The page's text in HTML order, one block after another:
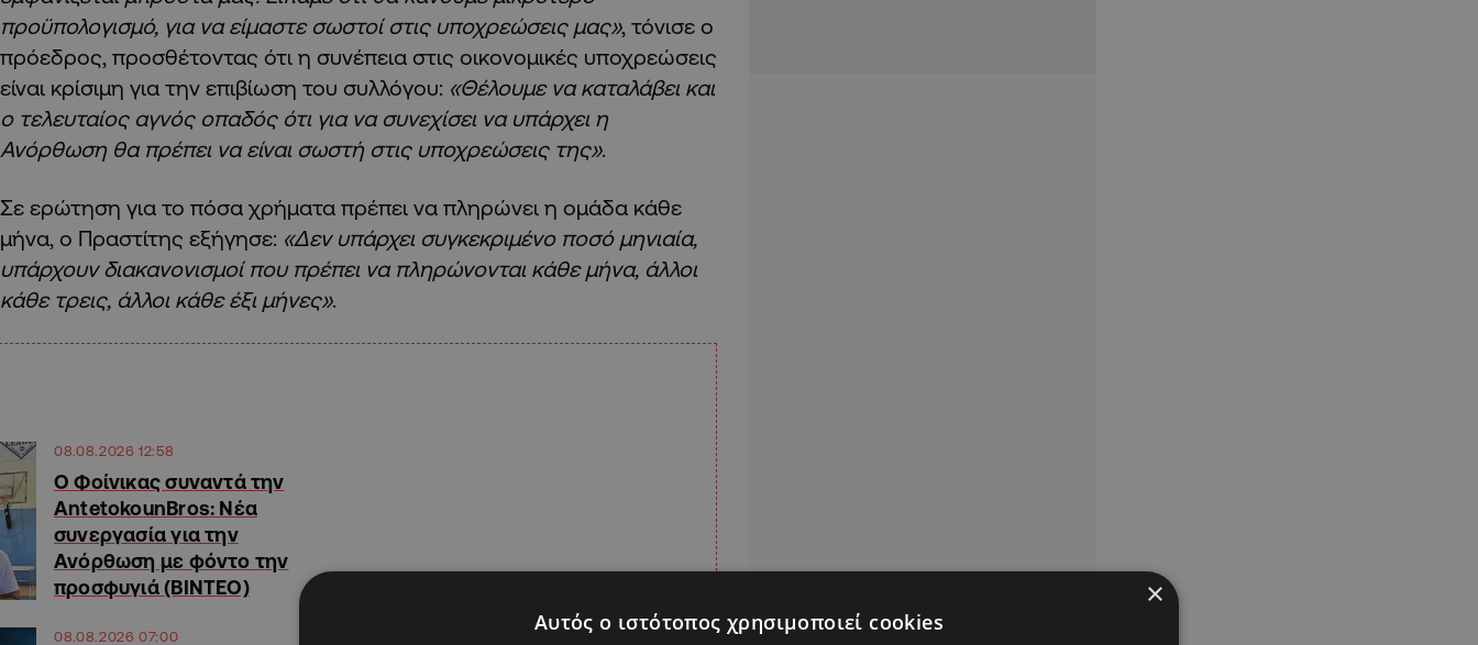
προϋπολογισμό, για να είμαστε σωστοί στις υποχρεώσεις μας», τόνισε ο
πρόεδρος, προσθέτοντας ότι η συνέπεια στις οικονομικές υποχρεώσεις
είναι κρίσιμη για την επιβίωση του συλλόγου: «Θέλουμε να καταλάβει και
ο τελευταίος αγνός οπαδός ότι για να συνεχίσει να υπάρχει η
Ανόρθωση θα πρέπει να είναι σωστή στις υποχρεώσεις της».
Σε ερώτηση για το πόσα χρήματα πρέπει να πληρώνει η ομάδα κάθε
μήνα, ο Πραστίτης εξήγησε: «Δεν υπάρχει συγκεκριμένο ποσό μηνιαία,
υπάρχουν διακανονισμοί που πρέπει να πληρώνονται κάθε μήνα, άλλοι
κάθε τρεις, άλλοι κάθε έξι μήνες».
08.08.2026 12:58
Ο Φοίνικας συναντά την
AntetokounBros: Νέα
συνεργασία για την
Ανόρθωση με φόντο την
προσφυγιά (ΒΙΝΤΕΟ)
08.08.2026 07:00
×
Αυτός ο ιστότοπος χρησιμοποιεί cookies